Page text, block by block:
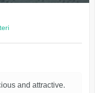
and attractive.